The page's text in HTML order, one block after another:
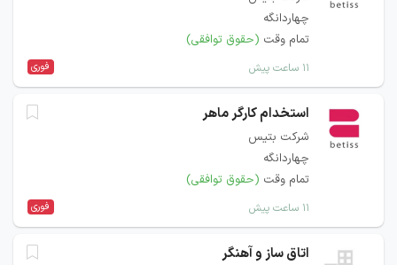
چهاردانگه
تمام وقت (حقوق توافقی)
۱۱ ساعت پیش فوری
استخدام کارگر ماهر
شرکت بتیس
چهاردانگه
تمام وقت (حقوق توافقی)
۱۱ ساعت پیش فوری
اتاق ساز و آهنگر